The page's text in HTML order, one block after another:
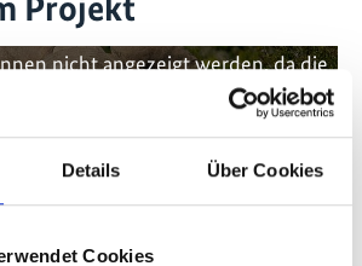
Details Über Cookies
Cookies
nicht angezeigt werden, da die
abgelehnt wurden. Klicken Sie
zu akzeptieren und das Video
anzuzeigen!